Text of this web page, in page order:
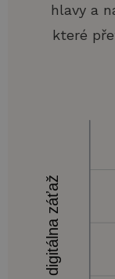
hlavy a
které